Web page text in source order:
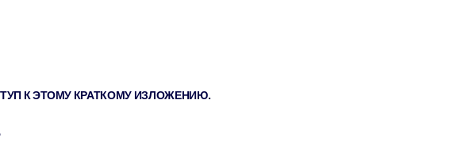
К ЭТОМУ КРАТКОМУ ИЗЛОЖЕНИЮ.